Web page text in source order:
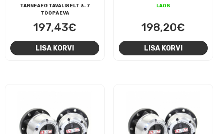
TARNEAEG TAVALISELT 3-7
TÖÖPÄEVA
197,43€
LISA KORVI
LAOS
198,20€
LISA KORVI